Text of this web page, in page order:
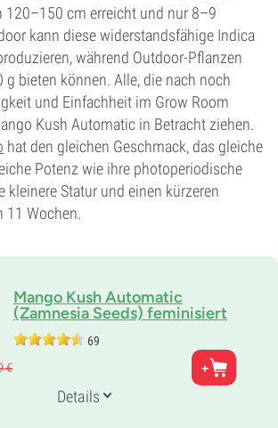
120–150 cm erreicht und nur 8–9
kann diese widerstandsfähige Indica
während Outdoor-Pflanzen
g bieten können. Alle, die nach noch
und Einfachheit im Grow Room
Kush Automatic in Betracht ziehen.
hat den gleichen Geschmack, das gleiche
Potenz wie ihre photoperiodische
kleinere Statur und einen kürzeren
11 Wochen.
Mango Kush Automatic
(Zamnesia Seeds) feminisiert
69
X Ruderalis
35% Sativa
€
Details